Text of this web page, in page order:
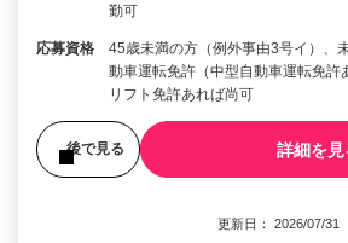
勤可
応募資格
45歳未満の方（例外事由3号イ）、
動車運転免許（中型自動車運転免許
リフト免許あれば尚可
後で見る 詳細を見
更新日： 2026/07/